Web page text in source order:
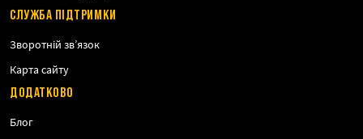
СЛУЖБА ПІДТРИМКИ
Зворотній зв’язок
Карта сайту
ДОДАТКОВО
Блог